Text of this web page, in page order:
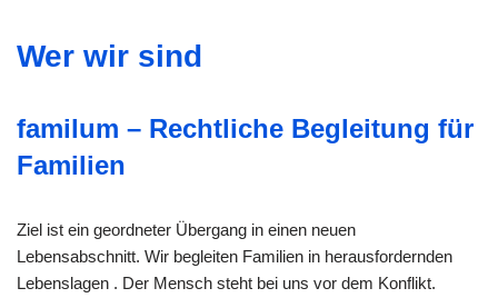
Wer wir sind
familum – Rechtliche Begleitung für
Familien
Ziel ist ein geordneter Übergang in einen neuen
Lebensabschnitt. Wir begleiten Familien in herausfordernden
Lebenslagen . Der Mensch steht bei uns vor dem Konflikt.